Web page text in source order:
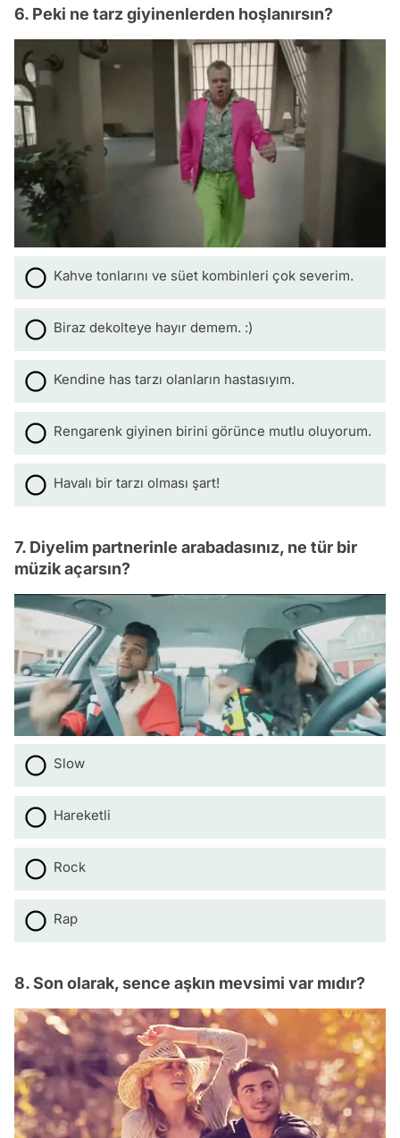
6. Peki ne tarz giyinenlerden hoşlanırsın?
Kahve tonlarını ve süet kombinleri çok severim.
Biraz dekolteye hayır demem. :)
Kendine has tarzı olanların hastasıyım.
Rengarenk giyinen birini görünce mutlu oluyorum.
Havalı bir tarzı olması şart!
7. Diyelim partnerinle arabadasınız, ne tür bir
müzik açarsın?
Slow
Hareketli
Rock
Rap
8. Son olarak, sence aşkın mevsimi var mıdır?